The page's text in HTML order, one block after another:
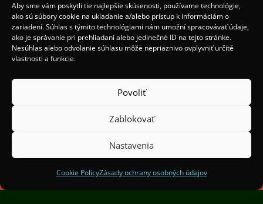
Aby sme vám poskytli tie najlepšie skúsenosti, používame technológie,
ako sú súbory cookie na ukladanie a/alebo prístup k informáciám o
zariadení. Súhlas s týmito technológiami nám umožní spracovávať údaje,
ako je správanie pri prehliadaní alebo jedinečné ID na tejto stránke.
Nesúhlas alebo odvolanie súhlasu môže nepriaznivo ovplyvniť určité
vlastnosti a funkcie.
Povoliť
Zablokovať
Nastavenia
Cookie PolicyZásady ochrany osobných údajov
(c) 2025 Organizátori:Mesto Žilina a OOCR Malá
Spoluorganizátori:Institut Světelného Designu
Praha